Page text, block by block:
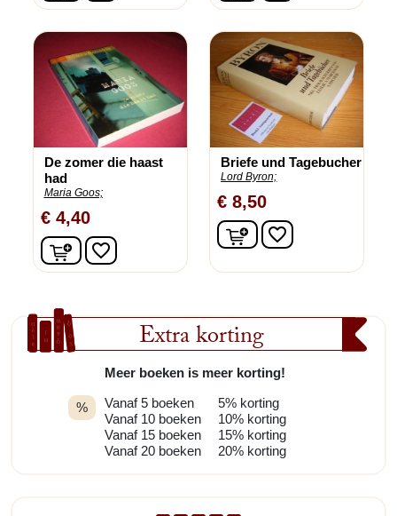
Extra korting
%
Meer boeken is meer korting!
Vanaf 5 boeken
Vanaf 10 boeken
Vanaf 15 boeken
Vanaf 20 boeken
5% korting
10% korting
15% korting
20% korting
De zomer die haast
had
Maria Goos;
€ 4,40
In winkelwagen
favorite_border
Briefe und Tagebucher
Lord Byron;
€ 8,50
In winkelwagen
favorite_border